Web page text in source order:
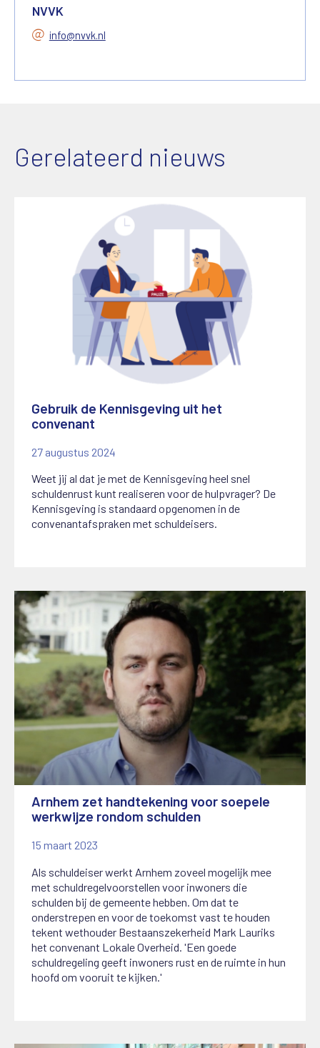
NVVK
info@nvvk.nl
Gerelateerd nieuws
Gebruik de Kennisgeving uit het
convenant
27 augustus 2024
Weet jij al dat je met de Kennisgeving heel snel
schuldenrust kunt realiseren voor de hulpvrager? De
Kennisgeving is standaard opgenomen in de
convenantafspraken met schuldeisers.
Arnhem zet handtekening voor soepele
werkwijze rondom schulden
15 maart 2023
Als schuldeiser werkt Arnhem zoveel mogelijk mee
met schuldregelvoorstellen voor inwoners die
schulden bij de gemeente hebben. Om dat te
onderstrepen en voor de toekomst vast te houden
tekent wethouder Bestaanszekerheid Mark Lauriks
het convenant Lokale Overheid. 'Een goede
schuldregeling geeft inwoners rust en de ruimte in hun
hoofd om vooruit te kijken.'